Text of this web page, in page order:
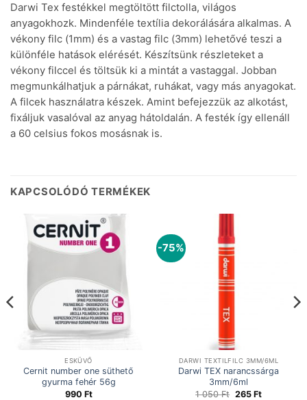
Darwi Tex festékkel megtöltött filctolla, világos
anyagokhozk. Mindenféle textília dekorálására alkalmas. A
vékony filc (1mm) és a vastag filc (3mm) lehetővé teszi a
különféle hatások elérését. Készítsünk részleteket a
vékony filccel és töltsük ki a mintát a vastaggal. Jobban
megmunkálhatjuk a párnákat, ruhákat, vagy más anyagokat.
A filcek használatra készek. Amint befejezzük az alkotást,
fixáljuk vasalóval az anyag hátoldalán. A festék így ellenáll
a 60 celsius fokos mosásnak is.
KAPCSOLÓDÓ TERMÉKEK
ESKÜVŐ
Cernit number one süthető
gyurma fehér 56g
990 Ft
-75%
DARWI TEXTILFILC 3MM/6ML
Darwi TEX narancssárga
3mm/6ml
1 050Ft Original
265 FtCurrent